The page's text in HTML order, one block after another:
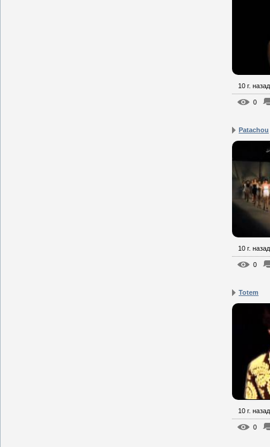
10 г. назад
0
Patachou
10 г. назад
0
Totem
10 г. назад
0